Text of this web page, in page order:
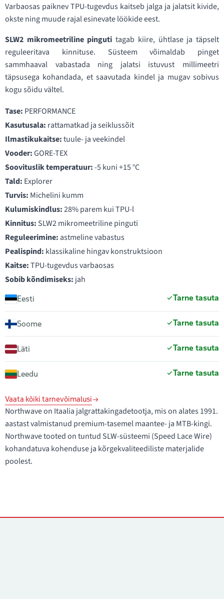
Varbaosas paiknev TPU-tugevdus kaitseb jalga ja jalatsit kivide,
okste ning muude rajal esinevate löökide eest.
SLW2 mikromeetriline pinguti tagab kiire, ühtlase ja täpselt
reguleeritava kinnituse. Süsteem võimaldab pinget
sammhaaval vabastada ning jalatsi istuvust millimeetri
täpsusega kohandada, et saavutada kindel ja mugav sobivus
kogu sõidu vältel.
Tase: PERFORMANCE
Kasutusala: rattamatkad ja seiklussõit
Ilmastikukaitse:tuule- ja veekindel
Vooder:GORE-TEX
Soovituslik temperatuur:-5 kuni +15 °C
Tald: Explorer
Turvis: Michelini kumm
Kulumiskindlus:28% parem kui TPU-l
Kinnitus: SLW2 mikromeetriline pinguti
Reguleerimine: astmeline vabastus
Pealispind: klassikaline hingav konstruktsioon
Kaitse:TPU-tugevdus varbaosas
Sobib kõndimiseks: jah
Eesti Tarne tasuta
Soome Tarne tasuta
Läti Tarne tasuta
Leedu Tarne tasuta
Vaata kõiki tarnevõimalusi
Northwave on Itaalia jalgrattakingadetootja, mis on alates 1991.
aastast valmistanud premium-tasemel maantee- ja MTB-kingi.
Northwave tooted on tuntud SLW-süsteemi (Speed Lace Wire)
kohandatuva kohenduse ja kõrgekvaliteediliste materjalide
poolest.